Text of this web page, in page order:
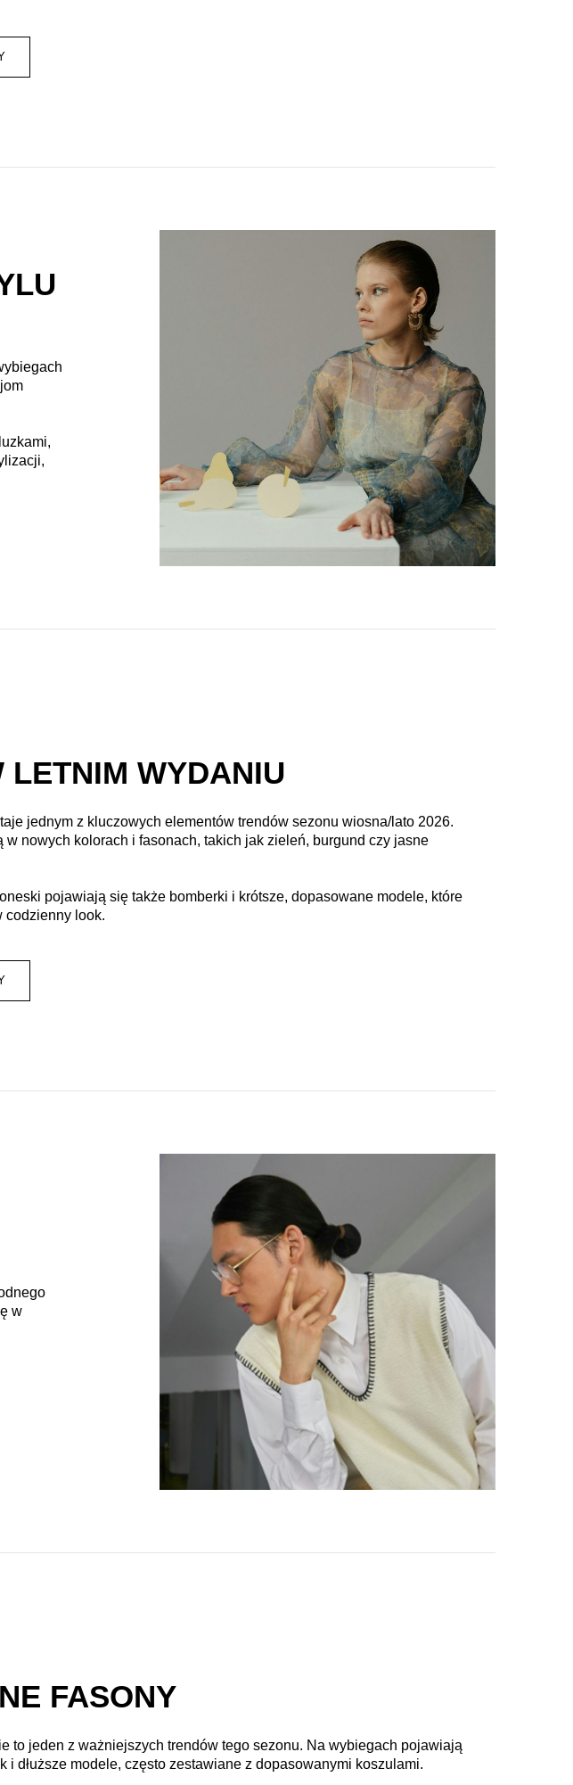
LETNIM WYDANIU
jednym z kluczowych elementów trendów sezonu wiosna/lato 2026.
w nowych kolorach i fasonach, takich jak zieleń, burgund czy jasne
pojawiają się także bomberki i krótsze, dopasowane modele, które
codzienny look.
w
FASONY
to jeden z ważniejszych trendów tego sezonu. Na wybiegach pojawiają
i dłuższe modele, często zestawiane z dopasowanymi koszulami.